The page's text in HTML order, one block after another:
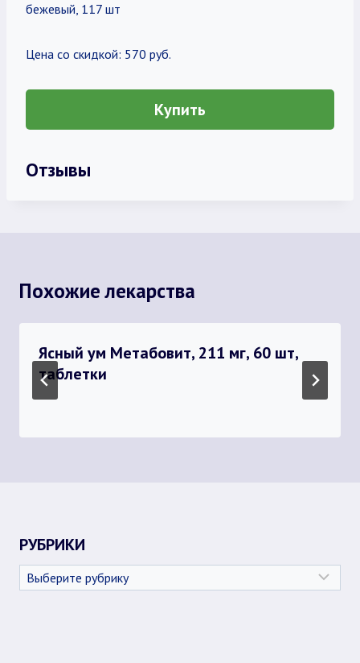
бежевый, 117 шт
Цена со скидкой: 570 руб.
Купить
Отзывы
Похожие лекарства
Ясный ум Метабовит, 211 мг, 60 шт,
таблетки
РУБРИКИ
Рубрики